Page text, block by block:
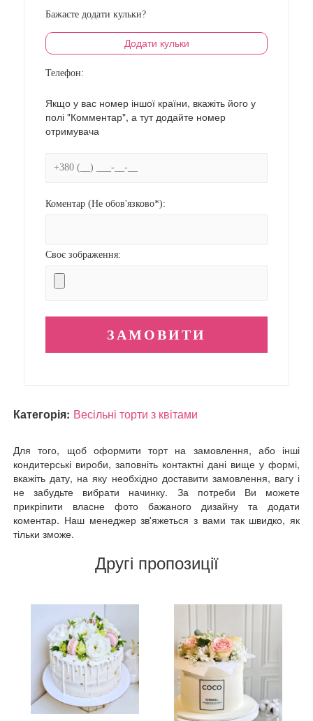
Бажаєте додати кульки?
Додати кульки
Телефон:
Якщо у вас номер іншої країни, вкажіть його у
полі "Комментар", а тут додайте номер
отримувача
Коментар (Не обов'язково*):
Своє зображення:
Категорія: Весільні торти з квітами
Для того, щоб оформити торт на замовлення, або інші
кондитерські вироби, заповніть контактні дані вище у формі,
вкажіть дату, на яку необхідно доставити замовлення, вагу і
не забудьте вибрати начинку. За потреби Ви можете
прикріпити власне фото бажаного дизайну та додати
коментар. Наш менеджер зв'яжеться з вами так швидко, як
тільки зможе.
Другі пропозиції